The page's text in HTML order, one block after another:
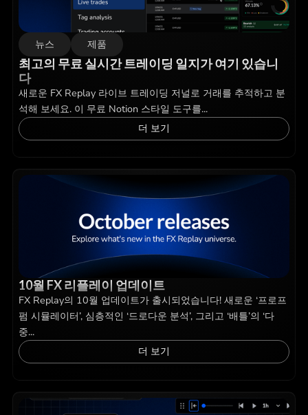
뉴스 제품
최고의 무료 실시간 트레이딩 일지가 여기 있습니
다
새로운 FX Replay 라이브 트레이딩 저널로 거래를 추적하고 분
석해 보세요. 이 무료 Notion 스타일 도구를...
더 보기
10월 FX 리플레이 업데이트
FX Replay의 10월 업데이트가 출시되었습니다! 새로운 ‘프로프
펌 시뮬레이터’, 심층적인 ‘드로다운 분석’, 그리고 ‘배틀’의 ‘다
중...
더 보기